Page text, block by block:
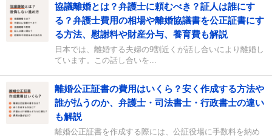
協議離婚とは？弁護士に頼むべき？証人は誰にす
る？弁護士費用の相場や離婚協議書を公正証書にす
る方法、慰謝料や財産分与、養育費も解説
日本では、離婚する夫婦の9割近くが話し合いにより離婚し
ています。この話し合いを...
離婚公正証書の費用はいくら？安く作成する方法や
誰が払うのか、弁護士・司法書士・行政書士の違い
も解説
離婚公正証書を作成する際には、公証役場に手数料を納め